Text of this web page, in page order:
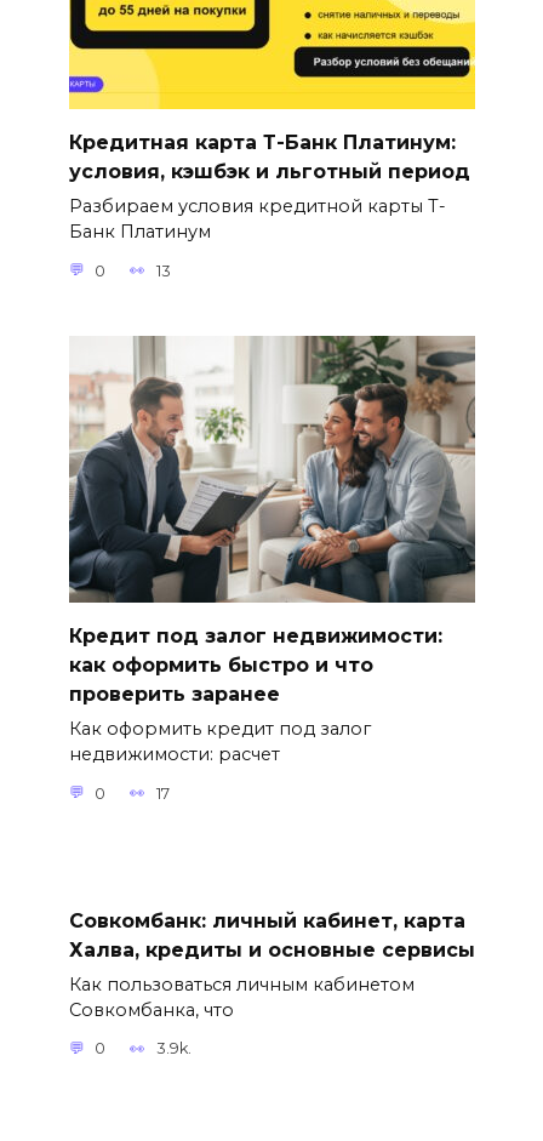
Кредитная карта Т-Банк Платинум:
условия, кэшбэк и льготный период
Разбираем условия кредитной карты Т-
Банк Платинум
0 13
Кредит под залог недвижимости:
как оформить быстро и что
проверить заранее
Как оформить кредит под залог
недвижимости: расчет
0 17
Совкомбанк: личный кабинет, карта
Халва, кредиты и основные сервисы
Как пользоваться личным кабинетом
Совкомбанка, что
0 3.9k.